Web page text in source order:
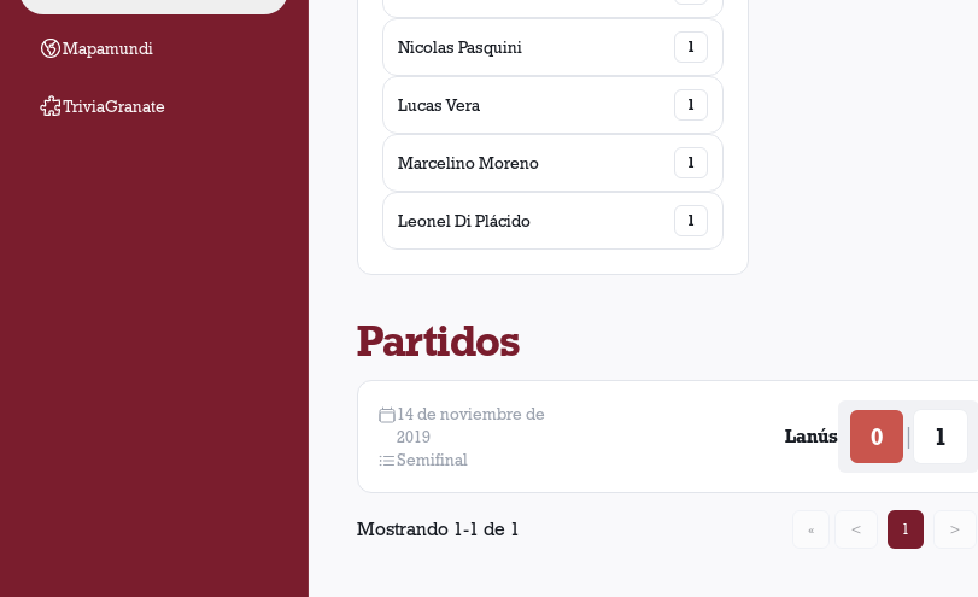
Mapamundi
TriviaGranate
Nicolas Pasquini 1
Lucas Vera 1
Marcelino Moreno 1
Leonel Di Plácido 1
Partidos
14 de noviembre de
2019
Semifinal
Lanús 0 1
Mostrando 1-1 de 1 « < 1 >